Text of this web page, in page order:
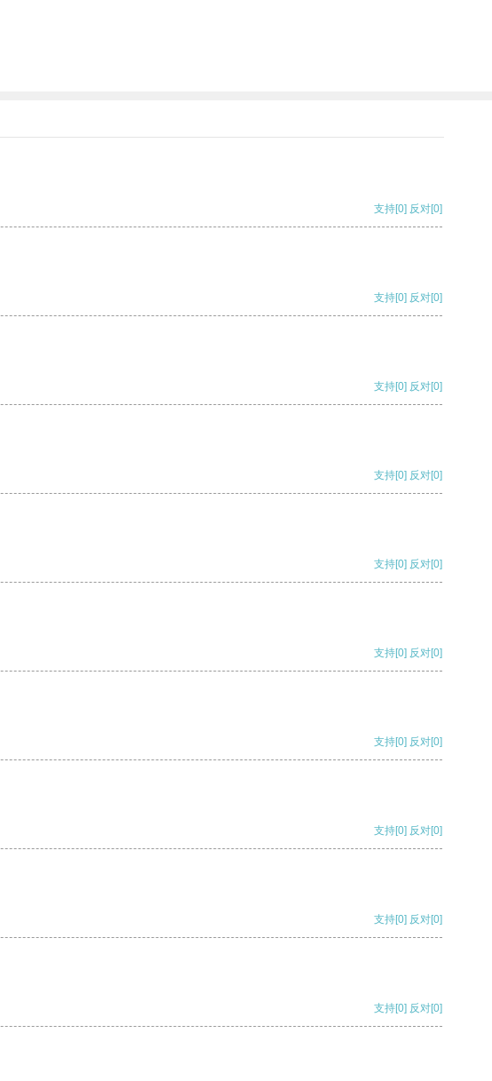
支持[0] 反对[0]
支持[0] 反对[0]
支持[0] 反对[0]
支持[0] 反对[0]
支持[0] 反对[0]
支持[0] 反对[0]
支持[0] 反对[0]
支持[0] 反对[0]
支持[0] 反对[0]
支持[0] 反对[0]